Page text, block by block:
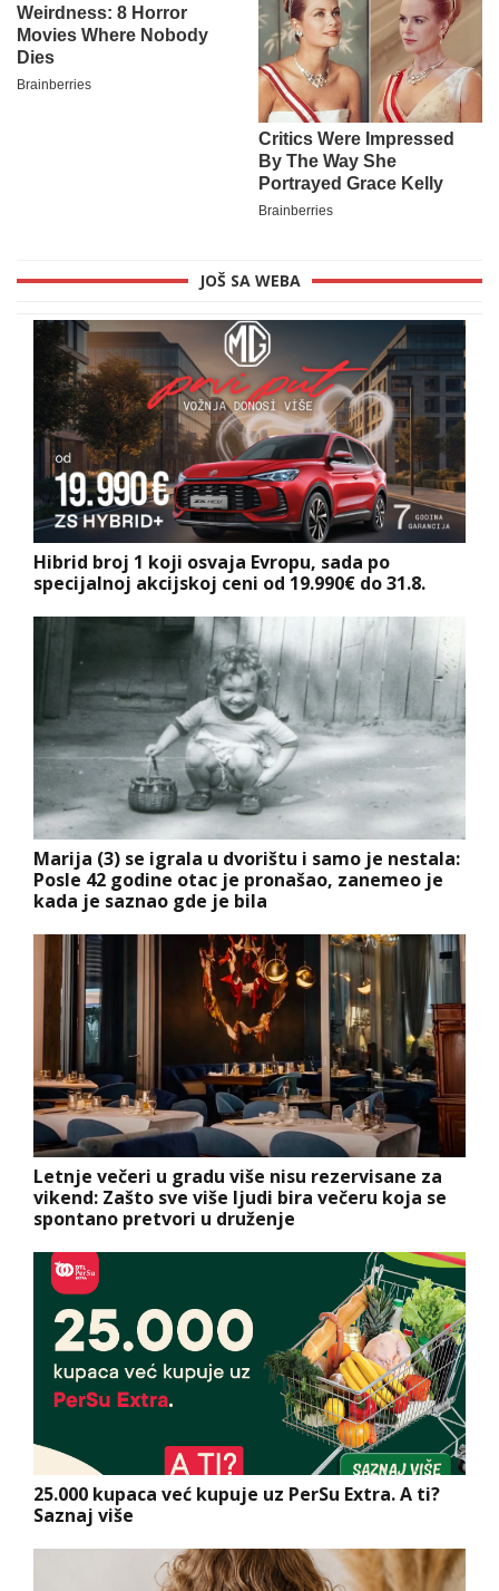
JOŠ SA WEBA
Hibrid broj 1 koji osvaja Evropu, sada po
specijalnoj akcijskoj ceni od 19.990€ do 31.8.
Marija (3) se igrala u dvorištu i samo je nestala:
Posle 42 godine otac je pronašao, zanemeo je
kada je saznao gde je bila
Letnje večeri u gradu više nisu rezervisane za
vikend: Zašto sve više ljudi bira večeru koja se
spontano pretvori u druženje
25.000 kupaca već kupuje uz PerSu Extra. A ti?
Saznaj više